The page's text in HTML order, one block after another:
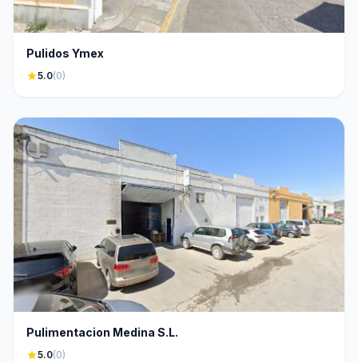
Pulidos Ymex
star5.0(0)
Pulimentacion Medina S.L.
star5.0(0)